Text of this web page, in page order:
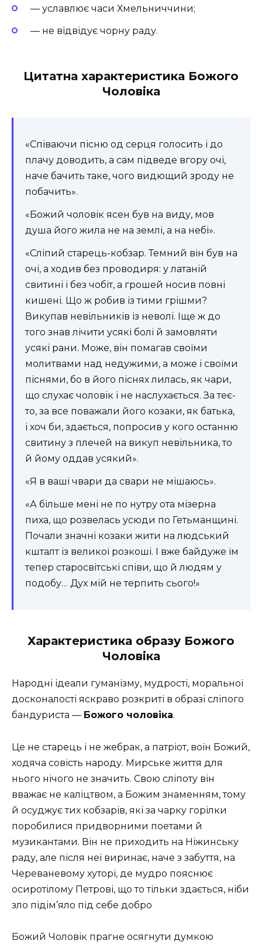
— уславлює часи Хмельниччини;
— не відвідує чорну раду.
Цитатна характеристика Божого
Чоловіка
«Співаючи пісню од серця голосить і до
плачу доводить, а сам підведе вгору очі,
наче бачить таке, чого видющий зроду не
побачить».
«Божий чоловік ясен був на виду, мов
душа його жила не на землі, а на небі».
«Сліпий старець-кобзар. Темний він був на
очі, а ходив без проводиря: у латаній
свитині і без чобіт, а грошей носив повні
кишені. Що ж робив із тими грішми?
Викупав невільників із неволі. Іще ж до
того знав лічити усякі болі й замовляти
усякі рани. Може, він помагав своїми
молитвами над недужими, а може і своїми
піснями, бо в його піснях лилась, як чари,
що слухає чоловік і не наслухається. За теє-
то, за все поважали його козаки, як батька,
і хоч би, здається, попросив у кого останню
свитину з плечей на викуп невільника, то
й йому оддав усякий».
«Я в ваші чвари да свари не мішаюсь».
«А більше мені не по нутру ота мізерна
пиха, що розвелась усюди по Гетьманщині.
Почали значні козаки жити на людський
кшталт із великої розкоші. І вже байдуже їм
тепер старосвітські співи, що й людям у
подобу… Дух мій не терпить сього!»
Характеристика образу Божого
Чоловіка
Народні ідеали гуманізму, мудрості, моральної
досконалості яскраво розкриті в образі сліпого
бандуриста — Божого чоловіка.
Це не старець і не жебрак, а патріот, воїн Божий,
ходяча совість народу. Мирське життя для
нього нічого не значить. Свою сліпоту він
вважає не каліцтвом, а Божим знаменням, тому
й осуджує тих кобзарів, які за чарку горілки
поробилися придворними поетами й
музикантами. Він не приходить на Ніжинську
раду, але після неї виринає, наче з забуття, на
Череваневому хуторі, де мудро пояснює
осиротілому Петрові, що то тільки здається, ніби
зло підім’яло під себе добро
Божий Чоловік прагне осягнути думкою